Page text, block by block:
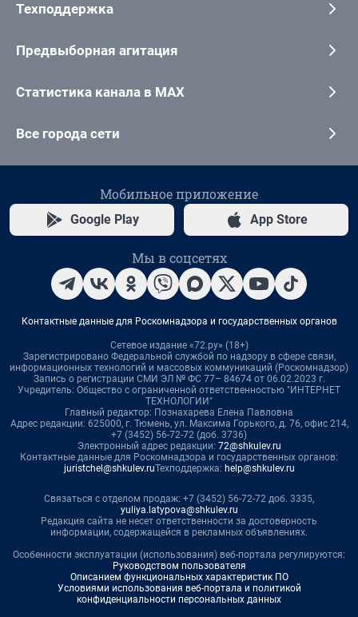
Техподдержка
Предвыборная агитация
Статистика канала в MAX
Все города сети
Мобильное приложение
Google Play App Store
Мы в соцсетях
Контактные данные для Роскомнадзора и государственных органов
Сетевое издание «72.ру» (18+)
Зарегистрировано Федеральной службой по надзору в сфере связи,
информационных технологий и массовых коммуникаций (Роскомнадзор)
Запись о регистрации СМИ ЭЛ № ФС 77– 84674 от 06.02.2023 г.
Учредитель: Общество с ограниченной ответственностью "ИНТЕРНЕТ
ТЕХНОЛОГИИ"
Главный редактор: Познахарева Елена Павловна
Адрес редакции: 625000, г. Тюмень, ул. Максима Горького, д. 76, офис 214,
+7 (3452) 56-72-72 (доб. 3736)
Электронный адрес редакции: 72@shkulev.ru
Контактные данные для Роскомнадзора и государственных органов:
juristchel@shkulev.ruТехподдержка: help@shkulev.ru
Связаться с отделом продаж: +7 (3452) 56-72-72 доб. 3335,
yuliya.latypova@shkulev.ru
Редакция сайта не несет ответственности за достоверность
информации, содержащейся в рекламных объявлениях.
Особенности эксплуатации (использования) веб-портала регулируются:
Руководством пользователя
Описанием функциональных характеристик ПО
Условиями использования веб-портала и политикой
конфиденциальности персональных данных